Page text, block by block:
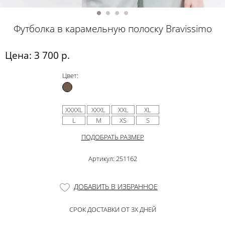
Футболка в карамельную полоску Bravissimo
Цена: 3 700 р.
Цвет:
XXXXL XXXL XXL
XL
L
M XS
S
ПОДОБРАТЬ РАЗМЕР
Артикул: 251162
ДОБАВИТЬ В ИЗБРАННОЕ
СРОК ДОСТАВКИ ОТ 3Х ДНЕЙ